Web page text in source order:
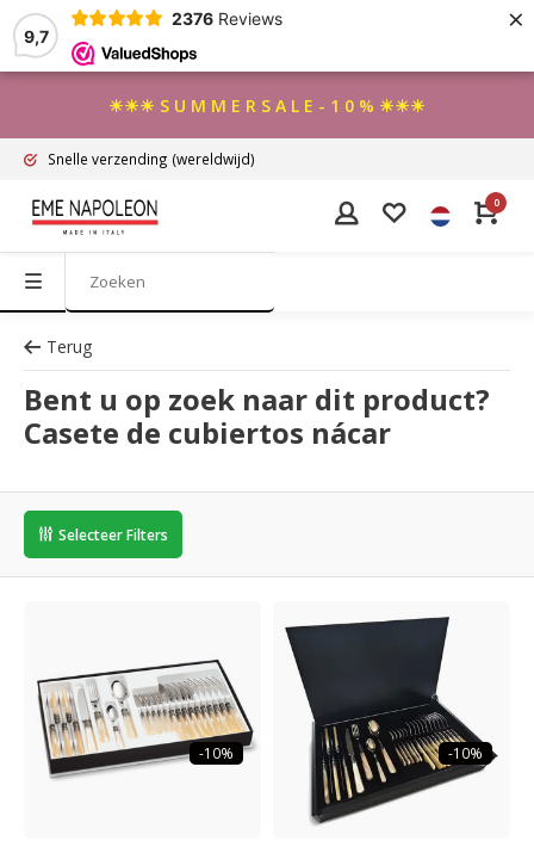
9,7
2376 Reviews ×
☀☀☀ S U M M E R S A L E - 1 0 % ☀☀☀
Snelle verzending (wereldwijd)
0
Terug
Bent u op zoek naar dit product?
Casete de cubiertos nácar
Selecteer Filters
-10% -10%